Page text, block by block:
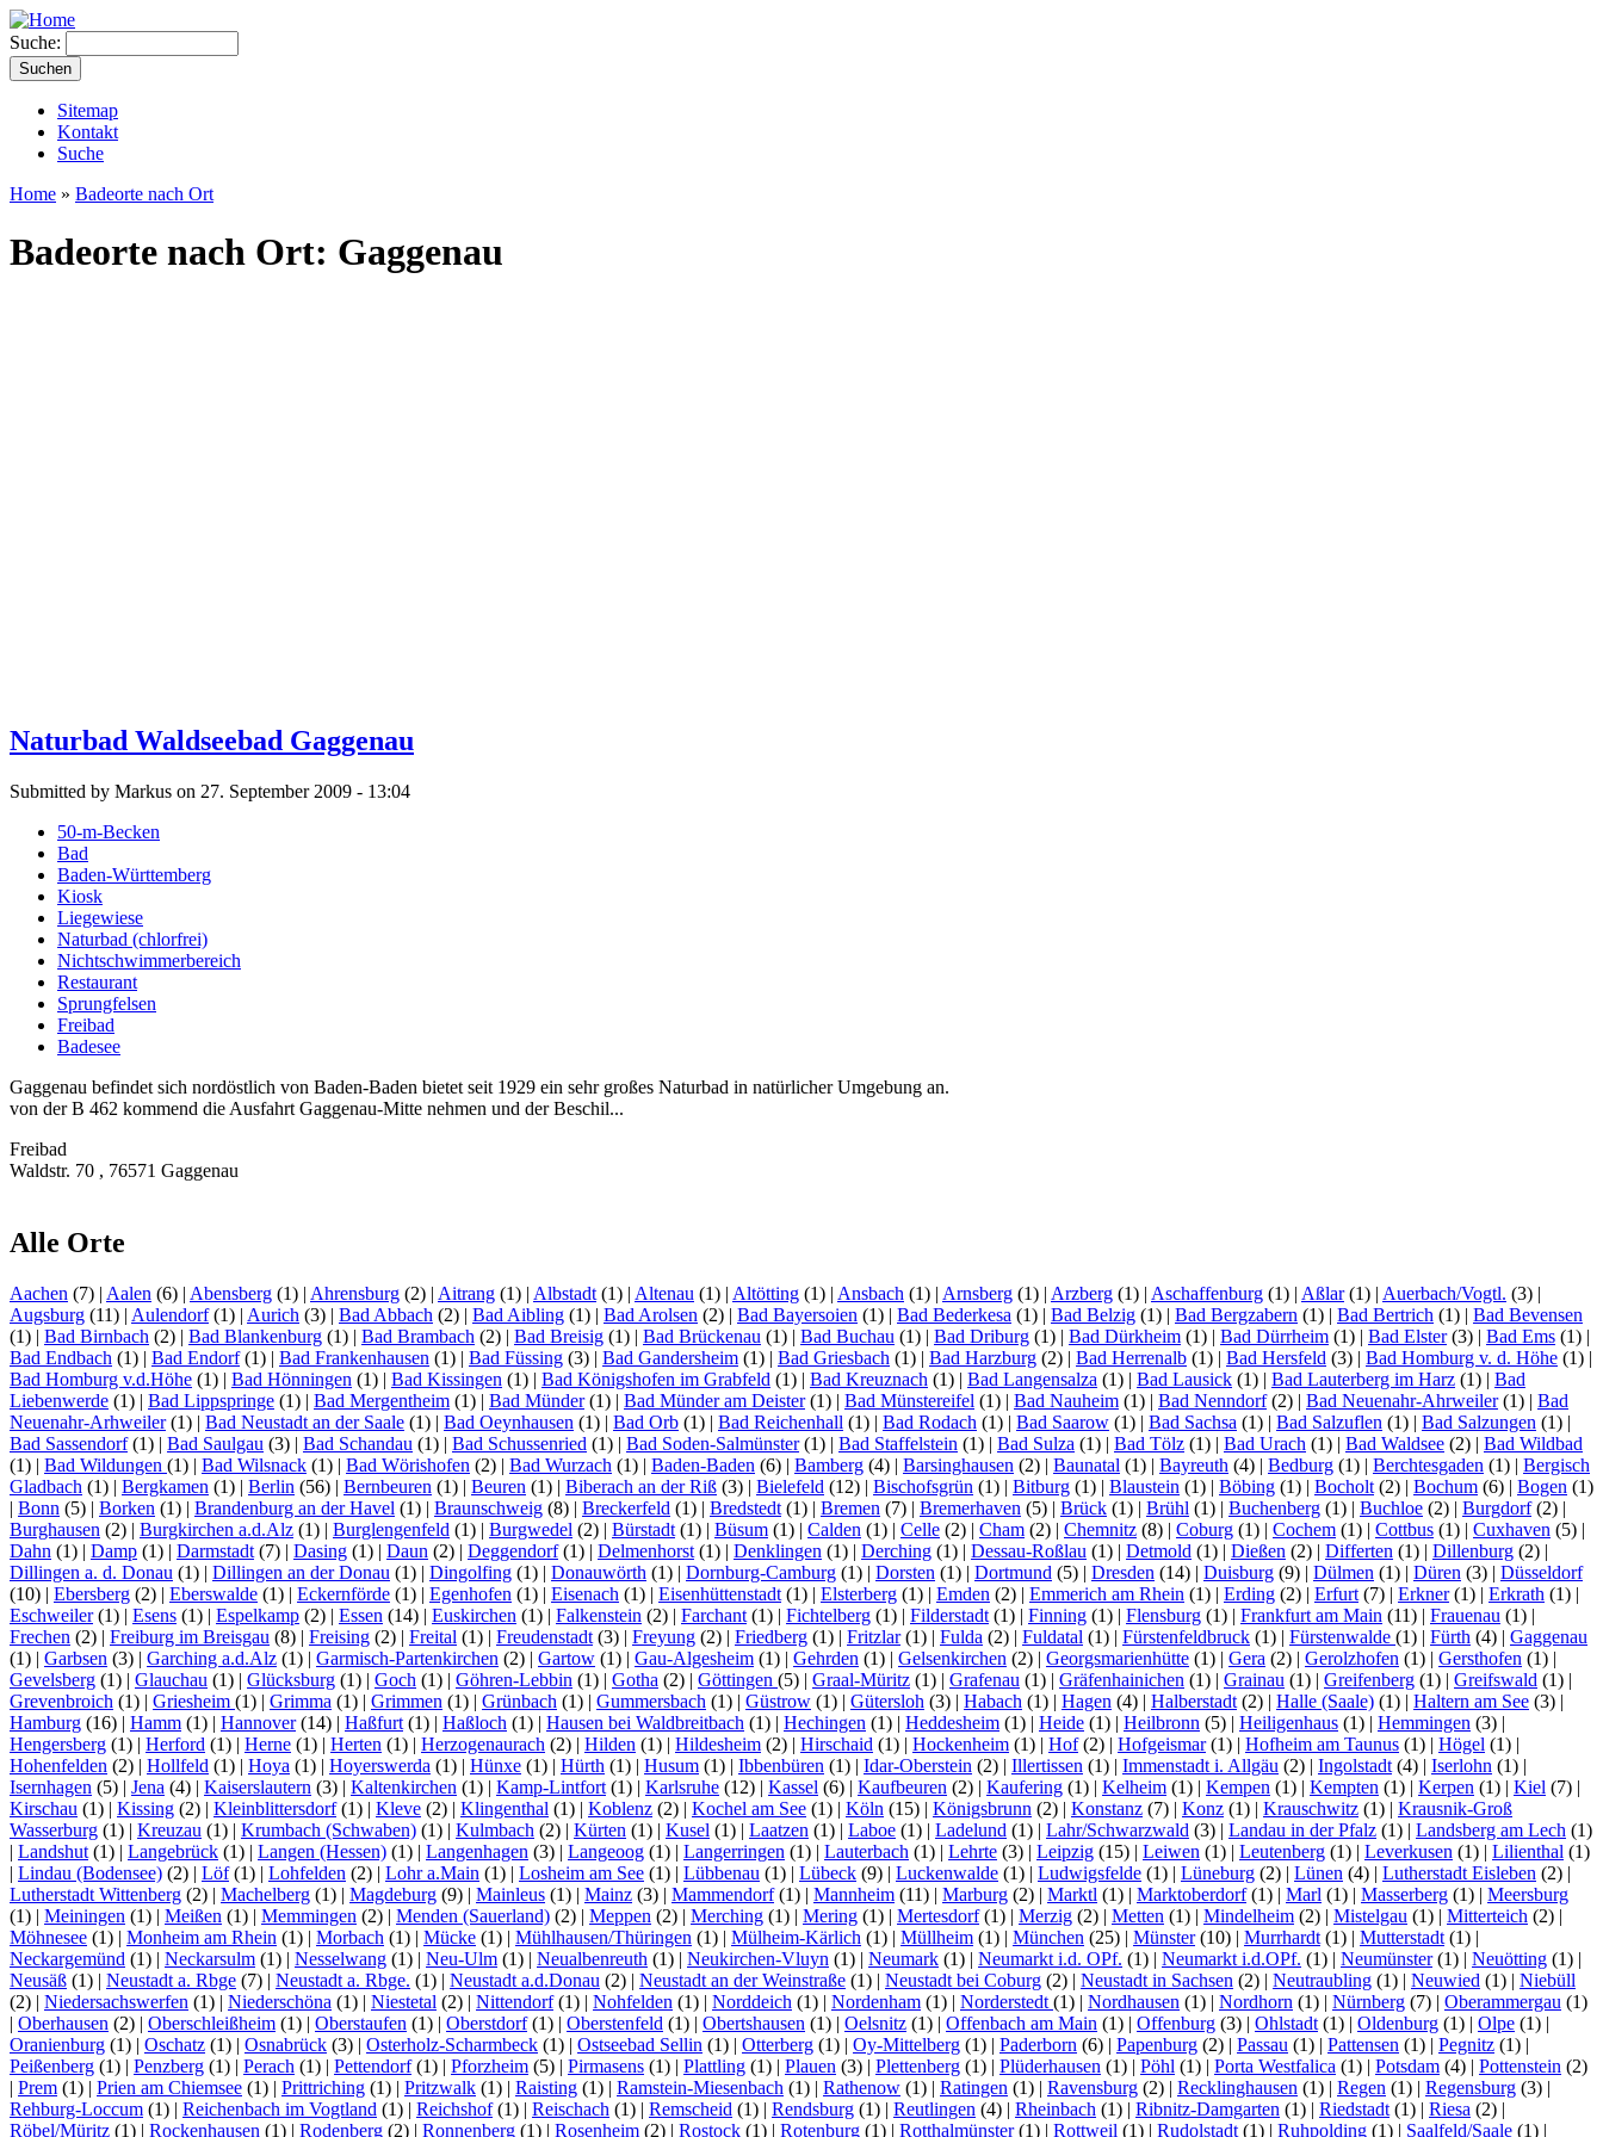
Suche:
Sitemap
Kontakt
Suche
Home » Badeorte nach Ort
Badeorte nach Ort: Gaggenau
Naturbad Waldseebad Gaggenau
Submitted by Markus on 27. September 2009 - 13:04
50-m-Becken
Bad
Baden-Württemberg
Kiosk
Liegewiese
Naturbad (chlorfrei)
Nichtschwimmerbereich
Restaurant
Sprungfelsen
Freibad
Badesee
Gaggenau befindet sich nordöstlich von Baden-Baden bietet seit 1929 ein sehr großes Naturbad in natürlicher Umgebung an.
von der B 462 kommend die Ausfahrt Gaggenau-Mitte nehmen und der Beschil...
Freibad
Waldstr. 70 , 76571 Gaggenau
Alle Orte
Aachen (7) | Aalen (6) | Abensberg (1) | Ahrensburg (2) | Aitrang (1) | Albstadt (1) | Altenau (1) | Altötting (1) | Ansbach (1) | Arnsberg (1) | Arzberg (1) | Aschaffenburg (1) | Aßlar(1) | Auerbach/Vogtl. (3) |
Augsburg (11) | Aulendorf(1) | Aurich (3) | Bad Abbach (2) | Bad Aibling (1) | Bad Arolsen (2) | Bad Bayersoien (1) | Bad Bederkesa (1) | Bad Belzig (1) | Bad Bergzabern (1) | Bad Bertrich (1) | Bad Bevensen
(1) | Bad Birnbach (2) | Bad Blankenburg (1) | Bad Brambach (2) | Bad Breisig (1) | Bad Brückenau (1) | Bad Buchau (1) | Bad Driburg (1) | Bad Dürkheim (1) | Bad Dürrheim (1) | Bad Elster(3) | Bad Ems (1) |
Bad Endbach (1) | Bad Endorf(1) | Bad Frankenhausen (1) | Bad Füssing (3) | Bad Gandersheim (1) | Bad Griesbach (1) | Bad Harzburg (2) | Bad Herrenalb (1) | Bad Hersfeld (3) | Bad Homburg v. d. Höhe (1) |
Bad Homburg v.d.Höhe (1) | Bad Hönningen (1) | Bad Kissingen (1) | Bad Königshofen im Grabfeld (1) | Bad Kreuznach (1) | Bad Langensalza (1) | Bad Lausick (1) | Bad Lauterberg im Harz (1) | Bad
Liebenwerde (1) | Bad Lippspringe (1) | Bad Mergentheim (1) | Bad Münder(1) | Bad Münder am Deister(1) | Bad Münstereifel (1) | Bad Nauheim (1) | Bad Nenndorf(2) | Bad Neuenahr-Ahrweiler(1) | Bad
Neuenahr-Arhweiler(1) | Bad Neustadt an der Saale (1) | Bad Oeynhausen (1) | Bad Orb (1) | Bad Reichenhall (1) | Bad Rodach (1) | Bad Saarow (1) | Bad Sachsa (1) | Bad Salzuflen (1) | Bad Salzungen (1) |
Bad Sassendorf(1) | Bad Saulgau (3) | Bad Schandau (1) | Bad Schussenried (1) | Bad Soden-Salmünster(1) | Bad Staffelstein (1) | Bad Sulza (1) | Bad Tölz (1) | Bad Urach (1) | Bad Waldsee (2) | Bad Wildbad
(1) | Bad Wildungen (1) | Bad Wilsnack (1) | Bad Wörishofen (2) | Bad Wurzach (1) | Baden-Baden (6) | Bamberg (4) | Barsinghausen (2) | Baunatal (1) | Bayreuth (4) | Bedburg (1) | Berchtesgaden (1) | Bergisch
Gladbach (1) | Bergkamen (1) | Berlin (56) | Bernbeuren (1) | Beuren (1) | Biberach an der Riß (3) | Bielefeld (12) | Bischofsgrün (1) | Bitburg (1) | Blaustein (1) | Böbing (1) | Bocholt (2) | Bochum (6) | Bogen (1)
| Bonn (5) | Borken (1) | Brandenburg an der Havel (1) | Braunschweig (8) | Breckerfeld (1) | Bredstedt (1) | Bremen (7) | Bremerhaven (5) | Brück (1) | Brühl (1) | Buchenberg (1) | Buchloe (2) | Burgdorf(2) |
Burghausen (2) | Burgkirchen a.d.Alz (1) | Burglengenfeld (1) | Burgwedel (2) | Bürstadt (1) | Büsum (1) | Calden (1) | Celle (2) | Cham (2) | Chemnitz (8) | Coburg (1) | Cochem (1) | Cottbus (1) | Cuxhaven (5) |
Dahn (1) | Damp (1) | Darmstadt (7) | Dasing (1) | Daun (2) | Deggendorf(1) | Delmenhorst (1) | Denklingen (1) | Derching (1) | Dessau-Roßlau (1) | Detmold (1) | Dießen (2) | Differten (1) | Dillenburg (2) |
Dillingen a. d. Donau (1) | Dillingen an der Donau (1) | Dingolfing (1) | Donauwörth (1) | Dornburg-Camburg (1) | Dorsten (1) | Dortmund (5) | Dresden (14) | Duisburg (9) | Dülmen (1) | Düren (3) | Düsseldorf
(10) | Ebersberg (2) | Eberswalde (1) | Eckernförde (1) | Egenhofen (1) | Eisenach (1) | Eisenhüttenstadt (1) | Elsterberg (1) | Emden (2) | Emmerich am Rhein (1) | Erding (2) | Erfurt (7) | Erkner(1) | Erkrath (1) |
Eschweiler(1) | Esens (1) | Espelkamp (2) | Essen (14) | Euskirchen (1) | Falkenstein (2) | Farchant (1) | Fichtelberg (1) | Filderstadt (1) | Finning (1) | Flensburg (1) | Frankfurt am Main (11) | Frauenau (1) |
Frechen (2) | Freiburg im Breisgau (8) | Freising (2) | Freital (1) | Freudenstadt (3) | Freyung (2) | Friedberg (1) | Fritzlar(1) | Fulda (2) | Fuldatal (1) | Fürstenfeldbruck (1) | Fürstenwalde (1) | Fürth (4) | Gaggenau
(1) | Garbsen (3) | Garching a.d.Alz (1) | Garmisch-Partenkirchen (2) | Gartow (1) | Gau-Algesheim (1) | Gehrden (1) | Gelsenkirchen (2) | Georgsmarienhütte (1) | Gera (2) | Gerolzhofen (1) | Gersthofen (1) |
Gevelsberg (1) | Glauchau (1) | Glücksburg (1) | Goch (1) | Göhren-Lebbin (1) | Gotha (2) | Göttingen (5) | Graal-Müritz (1) | Grafenau (1) | Gräfenhainichen (1) | Grainau (1) | Greifenberg (1) | Greifswald (1) |
Grevenbroich (1) | Griesheim (1) | Grimma (1) | Grimmen (1) | Grünbach (1) | Gummersbach (1) | Güstrow (1) | Gütersloh (3) | Habach (1) | Hagen (4) | Halberstadt (2) | Halle (Saale) (1) | Haltern am See (3) |
Hamburg (16) | Hamm (1) | Hannover(14) | Haßfurt (1) | Haßloch (1) | Hausen bei Waldbreitbach (1) | Hechingen (1) | Heddesheim (1) | Heide (1) | Heilbronn (5) | Heiligenhaus (1) | Hemmingen (3) |
Hengersberg (1) | Herford (1) | Herne (1) | Herten (1) | Herzogenaurach (2) | Hilden (1) | Hildesheim (2) | Hirschaid (1) | Hockenheim (1) | Hof(2) | Hofgeismar(1) | Hofheim am Taunus (1) | Högel (1) |
Hohenfelden (2) | Hollfeld (1) | Hoya (1) | Hoyerswerda (1) | Hünxe (1) | Hürth (1) | Husum (1) | Ibbenbüren (1) | Idar-Oberstein (2) | Illertissen (1) | Immenstadt i. Allgäu (2) | Ingolstadt (4) | Iserlohn (1) |
Isernhagen (5) | Jena (4) | Kaiserslautern (3) | Kaltenkirchen (1) | Kamp-Lintfort (1) | Karlsruhe (12) | Kassel (6) | Kaufbeuren (2) | Kaufering (1) | Kelheim (1) | Kempen (1) | Kempten (1) | Kerpen (1) | Kiel (7) |
Kirschau (1) | Kissing (2) | Kleinblittersdorf(1) | Kleve (2) | Klingenthal (1) | Koblenz (2) | Kochel am See (1) | Köln (15) | Königsbrunn (2) | Konstanz (7) | Konz (1) | Krauschwitz (1) | Krausnik-Groß
Wasserburg (1) | Kreuzau (1) | Krumbach (Schwaben) (1) | Kulmbach (2) | Kürten (1) | Kusel (1) | Laatzen (1) | Laboe (1) | Ladelund (1) | Lahr/Schwarzwald (3) | Landau in der Pfalz (1) | Landsberg am Lech (1)
| Landshut (1) | Langebrück (1) | Langen (Hessen) (1) | Langenhagen (3) | Langeoog (1) | Langerringen (1) | Lauterbach (1) | Lehrte (3) | Leipzig (15) | Leiwen (1) | Leutenberg (1) | Leverkusen (1) | Lilienthal (1)
| Lindau (Bodensee) (2) | Löf(1) | Lohfelden (2) | Lohr a.Main (1) | Losheim am See (1) | Lübbenau (1) | Lübeck (9) | Luckenwalde (1) | Ludwigsfelde (1) | Lüneburg (2) | Lünen (4) | Lutherstadt Eisleben (2) |
Lutherstadt Wittenberg (2) | Machelberg (1) | Magdeburg (9) | Mainleus (1) | Mainz (3) | Mammendorf(1) | Mannheim (11) | Marburg (2) | Marktl (1) | Marktoberdorf(1) | Marl (1) | Masserberg (1) | Meersburg
(1) | Meiningen (1) | Meißen (1) | Memmingen (2) | Menden (Sauerland) (2) | Meppen (2) | Merching (1) | Mering (1) | Mertesdorf(1) | Merzig (2) | Metten (1) | Mindelheim (2) | Mistelgau (1) | Mitterteich (2) |
Möhnesee (1) | Monheim am Rhein (1) | Morbach (1) | Mücke (1) | Mühlhausen/Thüringen (1) | Mülheim-Kärlich (1) | Müllheim (1) | München (25) | Münster(10) | Murrhardt (1) | Mutterstadt (1) |
Neckargemünd (1) | Neckarsulm (1) | Nesselwang (1) | Neu-Ulm (1) | Neualbenreuth (1) | Neukirchen-Vluyn (1) | Neumark (1) | Neumarkt i.d. OPf. (1) | Neumarkt i.d.OPf. (1) | Neumünster(1) | Neuötting (1) |
Neusäß (1) | Neustadt a. Rbge (7) | Neustadt a. Rbge. (1) | Neustadt a.d.Donau (2) | Neustadt an der Weinstraße (1) | Neustadt bei Coburg (2) | Neustadt in Sachsen (2) | Neutraubling (1) | Neuwied (1) | Niebüll
(2) | Niedersachswerfen (1) | Niederschöna (1) | Niestetal (2) | Nittendorf(1) | Nohfelden (1) | Norddeich (1) | Nordenham (1) | Norderstedt (1) | Nordhausen (1) | Nordhorn (1) | Nürnberg (7) | Oberammergau (1)
| Oberhausen (2) | Oberschleißheim (1) | Oberstaufen (1) | Oberstdorf(1) | Oberstenfeld (1) | Obertshausen (1) | Oelsnitz (1) | Offenbach am Main (1) | Offenburg (3) | Ohlstadt (1) | Oldenburg (1) | Olpe (1) |
Oranienburg (1) | Oschatz (1) | Osnabrück (3) | Osterholz-Scharmbeck (1) | Ostseebad Sellin (1) | Otterberg (1) | Oy-Mittelberg (1) | Paderborn (6) | Papenburg (2) | Passau (1) | Pattensen (1) | Pegnitz (1) |
Peißenberg (1) | Penzberg (1) | Perach (1) | Pettendorf(1) | Pforzheim (5) | Pirmasens (1) | Plattling (1) | Plauen (3) | Plettenberg (1) | Plüderhausen (1) | Pöhl (1) | Porta Westfalica (1) | Potsdam (4) | Pottenstein (2)
| Prem (1) | Prien am Chiemsee (1) | Prittriching (1) | Pritzwalk (1) | Raisting (1) | Ramstein-Miesenbach (1) | Rathenow (1) | Ratingen (1) | Ravensburg (2) | Recklinghausen (1) | Regen (1) | Regensburg (3) |
Rehburg-Loccum (1) | Reichenbach im Vogtland (1) | Reichshof(1) | Reischach (1) | Remscheid (1) | Rendsburg (1) | Reutlingen (4) | Rheinbach (1) | Ribnitz-Damgarten (1) | Riedstadt (1) | Riesa (2) |
Röbel/Müritz (1) | Rockenhausen (1) | Rodenberg (2) | Ronnenberg (1) | Rosenheim (2) | Rostock (1) | Rotenburg (1) | Rotthalmünster(1) | Rottweil (1) | Rudolstadt (1) | Ruhpolding (1) | Saalfeld/Saale (1) |